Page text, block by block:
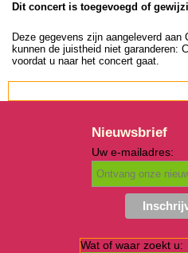
Dit concert is toegevoegd of
Deze gegevens zijn aangeleverd aan
kunnen de juistheid niet garanderen:
voordat u naar het concert gaat.
Nieuwsbrief
Uw e-mailadres:
Wat of waar zoekt u: